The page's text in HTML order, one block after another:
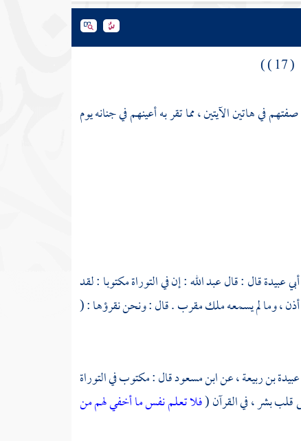
( 17 ) )
هاتين الآيتين ، مما تقر به أعينهم في جنانه يوم
أبي عبيدةقال : قالعبد الله: إن في التوراة مكتوبا : لقد
أذن ، وما لم يسمعه ملك مقرب . قال : ونحن نقرؤها : (
عبيدة بن ربيعة ،عنابن مسعودقال : مكتوب في التوراة
بشر ، في القرآن (فلا تعلم نفس ما أخفي لهم من